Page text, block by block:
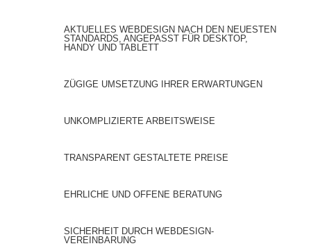
AKTUELLES WEBDESIGN NACH DEN NEUESTEN
STANDARDS, ANGEPASST FÜR DESKTOP,
HANDY UND TABLETT
ZÜGIGE UMSETZUNG IHRER ERWARTUNGEN
UNKOMPLIZIERTE ARBEITSWEISE
TRANSPARENT GESTALTETE PREISE
EHRLICHE UND OFFENE BERATUNG
SICHERHEIT DURCH WEBDESIGN-
VEREINBARUNG